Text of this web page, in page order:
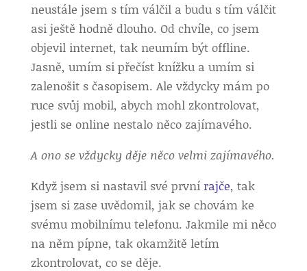
neustále jsem s tím válčil a budu s tím válčit
asi ještě hodně dlouho. Od chvíle, co jsem
objevil internet, tak neumím být offline.
Jasně, umím si přečíst knížku a umím si
zalenošit s časopisem. Ale vždycky mám po
ruce svůj mobil, abych mohl zkontrolovat,
jestli se online nestalo něco zajímavého.
A ono se vždycky děje něco velmi zajímavého.
Když jsem si nastavil své první rajče, tak
jsem si zase uvědomil, jak se chovám ke
svému mobilnímu telefonu. Jakmile mi něco
na něm pípne, tak okamžitě letím
zkontrolovat, co se děje.